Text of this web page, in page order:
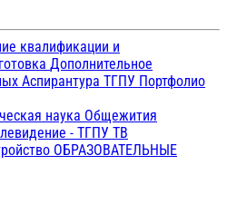
квалификации и
Дополнительное
Аспирантура ТГПУ Портфолио
наука Общежития
- ТГПУ ТВ
ОБРАЗОВАТЕЛЬНЫЕ